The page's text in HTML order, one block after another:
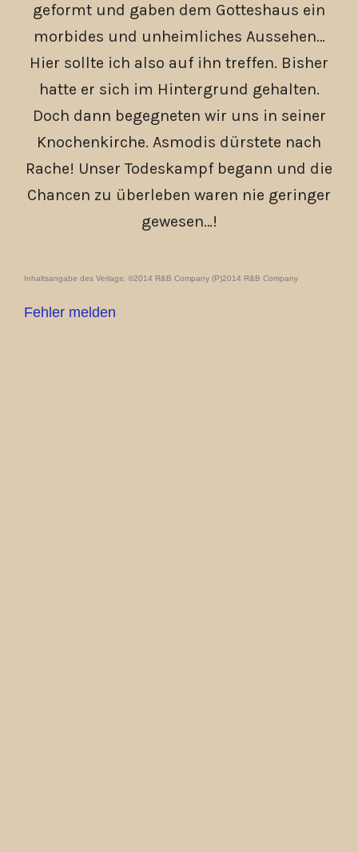
geformt und gaben dem Gotteshaus ein
morbides und unheimliches Aussehen…
Hier sollte ich also auf ihn treffen. Bisher
hatte er sich im Hintergrund gehalten.
Doch dann begegneten wir uns in seiner
Knochenkirche. Asmodis dürstete nach
Rache! Unser Todeskampf begann und die
Chancen zu überleben waren nie geringer
gewesen…!
Inhaltsangabe des Verlags; ©2014 R&B Company (P)2014 R&B Company
Fehler melden